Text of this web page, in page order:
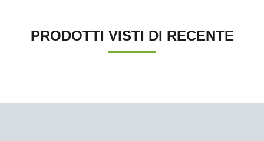
PRODOTTI VISTI DI RECENTE